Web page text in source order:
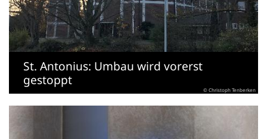
St. Antonius: Umbau wird vorerst
gestoppt
© Christoph Tenberken